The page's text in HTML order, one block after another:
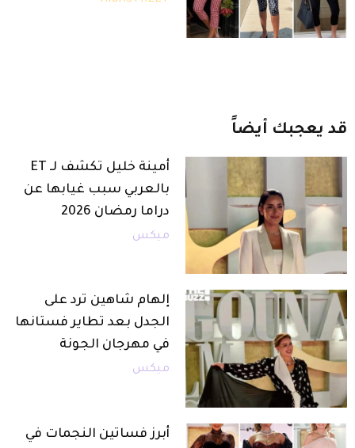
قد يعجبك أيضاً
أمينة خليل تكشف لـ ET
بالعربي سبب غيابها عن
دراما رمضان 2026
ميكس
إلهام شاهين ترد على
الجدل بعد تطاير فستانها
في مهرجان الجونة
ميكس
أبرز فساتين النجمات في